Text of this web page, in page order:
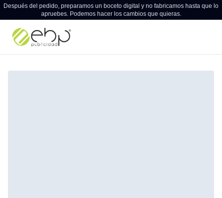
Después del pedido, preparamos un boceto digital y no fabricamos hasta que lo
apruebes. Podemos hacer los cambios que quieras.